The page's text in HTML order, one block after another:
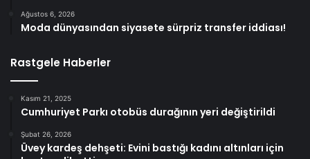
Ağustos 6, 2026
Moda dünyasından siyasete sürpriz transfer iddiası!
Rastgele Haberler
Kasım 21, 2025
Cumhuriyet Parkı otobüs durağının yeri değiştirildi
Şubat 26, 2026
Üvey kardeş dehşeti: Evini bastığı kadını altınları için